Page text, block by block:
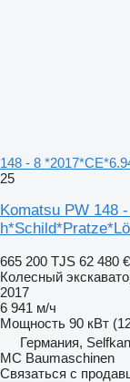
148 - 8
25
Komatsu PW 148
665 200 TJS 62 480 €
Колесный
2017
6 941 м/ч
Мощность 90 кВт
Германия,
MC Baumaschinen
Связаться с